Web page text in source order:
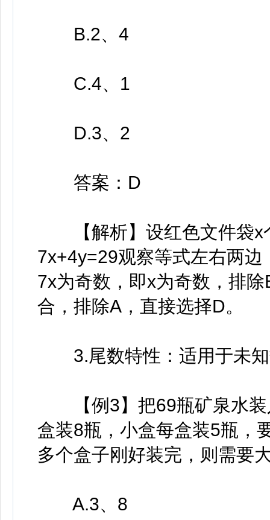
B.2、4
C.4、1
D.3、2
答案：D
【解析】设红色文件袋x
7x+4y=29观察等式左右两
7x为奇数，即x为奇数，排
合，排除A，直接选择D。
3.尾数特性：适用于未知
【例3】把69瓶矿泉水装
盒装8瓶，小盒每盒装5瓶，
多个盒子刚好装完，则需要
A.3、8